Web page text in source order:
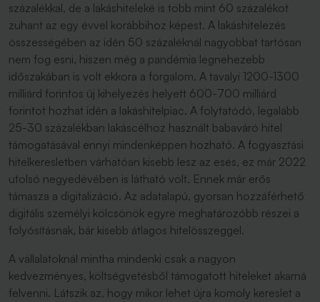
százalékkal, de a lakáshiteleké is több mint 60 százalékot
zuhant az egy évvel korábbihoz képest. A lakáshitelezés
összességében az idén 50 százaléknál nagyobbat tartósan
nem fog esni, hiszen még a pandémia legnehezebb
időszakában is volt ekkora a forgalom. A tavalyi 1200-1300
milliárd forintos új kihelyezés helyett 600-700 milliárd
forintot hozhat idén a lakáshitelpiac. A folytatódó, legalább
25-30 százalékban lakáscélhoz használt babaváró hitel
támogatásával ennyi mindenképpen hozható. A fogyasztási
hitelkeresletben várhatóan kisebb lesz az esés, ez már 2022
utolsó negyedévében is látható volt. Ennek már erős
támasza a digitalizáció. Az adatalapú, gyorsan hozzáférhető
digitális személyi kölcsönök egyre meghatározóbb részei a
folyósításnak, bár kisebb átlagos hitelösszeggel.
A vállalatoknál mintha mindenki csak a nagyon
kedvezményes, költségvetésből támogatott hiteleket akarná
felvenni. Látszik az, hogy mikor lehet újra komoly kereslet a